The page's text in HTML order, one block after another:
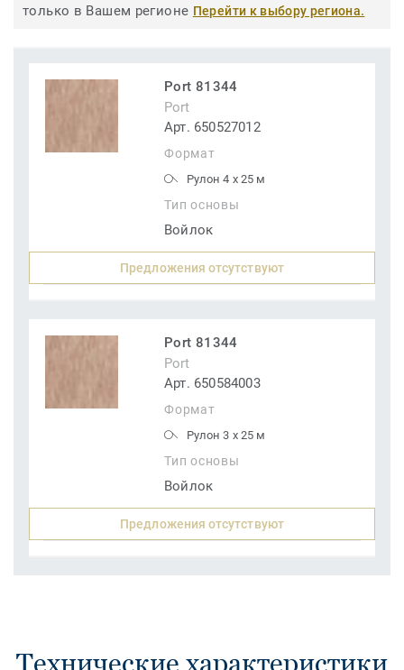
только в Вашем регионе Перейти к выбору региона.
Port 81344
Port
Арт. 650527012
Формат
Рулон 4 x 25 м
Тип основы
Войлок
Предложения отсутствуют
Port 81344
Port
Арт. 650584003
Формат
Рулон 3 x 25 м
Тип основы
Войлок
Предложения отсутствуют
Технические характеристики